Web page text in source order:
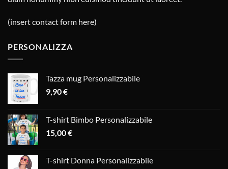
(insert contact form here)
PERSONALIZZA
Tazza mug Personalizzabile
9,90€
T-shirt Bimbo Personalizzabile
15,00€
T-shirt Donna Personalizzabile